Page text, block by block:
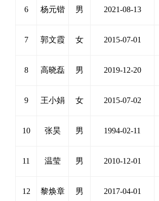
6 杨元锴 男 2021-08-13
7 郭文霞 女 2015-07-01
8 高晓磊 男 2019-12-20
9 王小娟 女 2015-07-02
10 张昊 男 1994-02-11
11 温莹 男 2010-12-01
12 黎焕章 男 2017-04-01